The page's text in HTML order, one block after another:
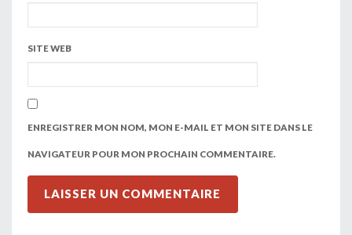
SITE WEB
ENREGISTRER MON NOM, MON E-MAIL ET MON SITE DANS LE
NAVIGATEUR POUR MON PROCHAIN COMMENTAIRE.